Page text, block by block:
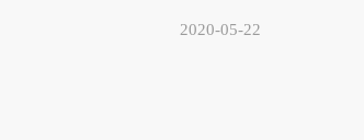
2020-05-22